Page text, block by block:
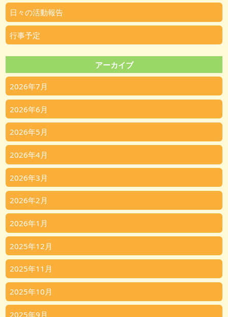
日々の活動報告
行事予定
アーカイブ
2026年7月
2026年6月
2026年5月
2026年4月
2026年3月
2026年2月
2026年1月
2025年12月
2025年11月
2025年10月
2025年9月